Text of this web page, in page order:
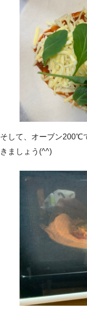
そして、オーブン200℃
きましょう(^^)